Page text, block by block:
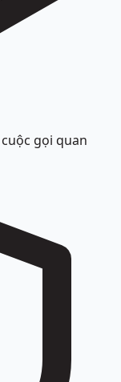
gọi quan